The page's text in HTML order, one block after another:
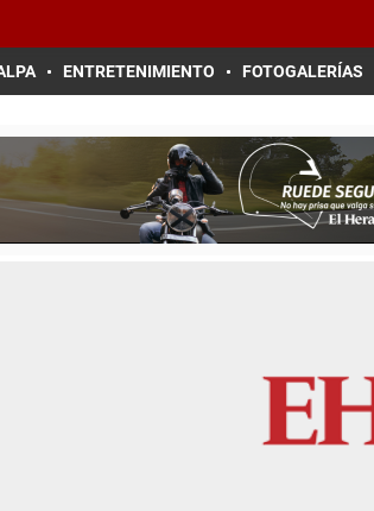
ENTRETENIMIENTO FOTOGALERÍAS